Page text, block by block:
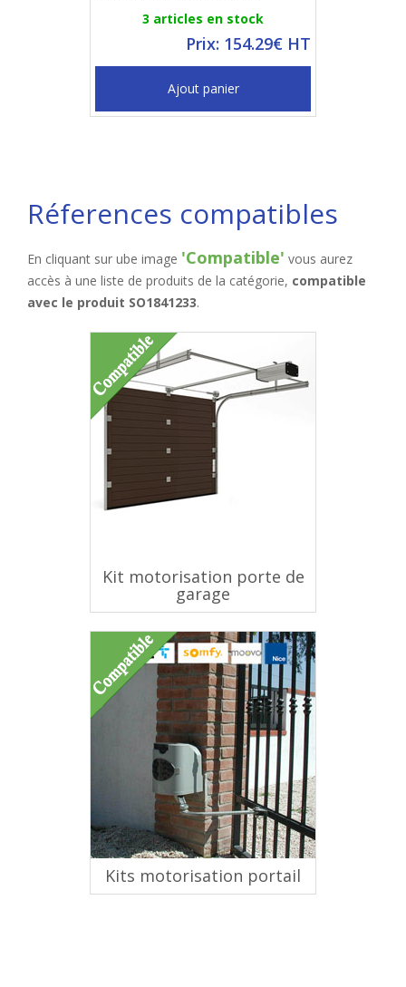
3 articles en stock
Prix: 154.29€ HT
Ajout panier
Réferences compatibles
En cliquant sur ube image 'Compatible' vous aurez
accès à une liste de produits de la catégorie, compatible
avec le produit SO1841233.
Kit motorisation porte de
garage
Kits motorisation portail